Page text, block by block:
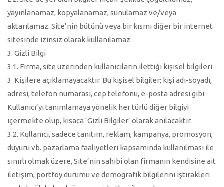
yayınlanamaz, kopyalanamaz, sunulamaz ve/veya
aktarılamaz. Site’nin bütünü veya bir kısmı diğer bir internet
sitesinde izinsiz olarak kullanılamaz.
3. Gizli Bilgi
3.1. Firma, site üzerinden kullanıcıların ilettiği kişisel bilgileri
3. Kişilere açıklamayacaktır. Bu kişisel bilgiler; kişi adı-soyadı,
adresi, telefon numarası, cep telefonu, e-posta adresi gibi
Kullanıcı’yı tanımlamaya yönelik her türlü diğer bilgiyi
içermekte olup, kısaca ‘Gizli Bilgiler’ olarak anılacaktır.
3.2. Kullanıcı, sadece tanıtım, reklam, kampanya, promosyon,
duyuru vb. pazarlama faaliyetleri kapsamında kullanılması ile
sınırlı olmak üzere, Site’nin sahibi olan firmanın kendisine ait
iletişim, portföy durumu ve demografik bilgilerini iştirakleri